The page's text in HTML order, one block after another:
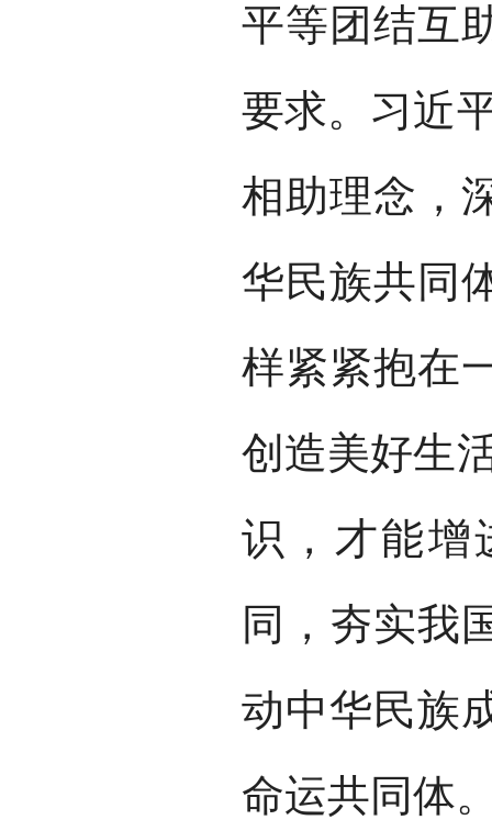
平等团结互
要求。习近
相助理念，
华民族共同
样紧紧抱在
创造美好生
识，才能增
同，夯实我
动中华民族
命运共同体